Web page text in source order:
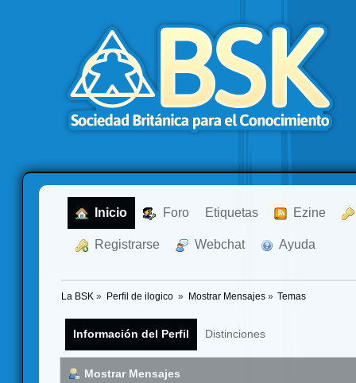
Inicio Foro Etiquetas Ezine
Registrarse Webchat Ayuda
La BSK » Perfil de ilogico » Mostrar Mensajes» Temas
Información del Perfil Distinciones
Mostrar Mensajes